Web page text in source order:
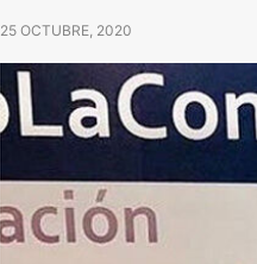
25 OCTUBRE, 2020